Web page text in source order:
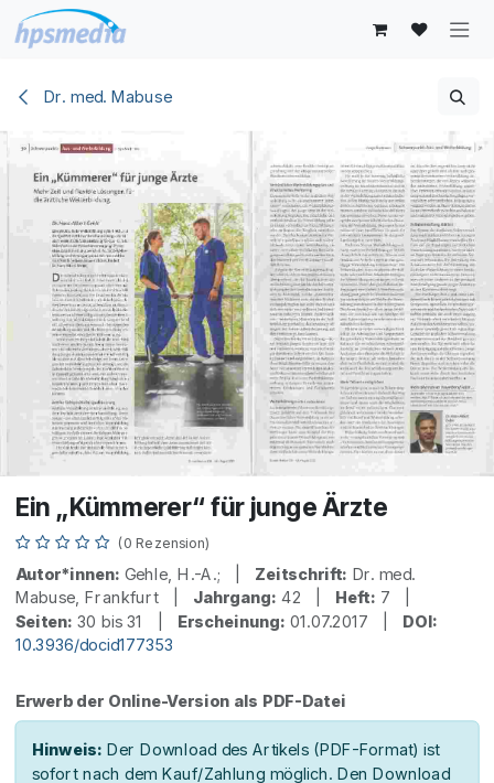
Zum Inhalt springen
Dr. med. Mabuse
Ein „Kümmerer“ für junge Ärzte
(0 Rezension)
Autor*innen: Gehle, H.-A.; | Zeitschrift: Dr. med.
Mabuse, Frankfurt | Jahrgang: 42 | Heft: 7 |
Seiten: 30 bis 31 | Erscheinung: 01.07.2017 | DOI:
10.3936/docid177353
Erwerb der Online-Version als PDF-Datei
Hinweis: Der Download des Artikels (PDF-Format) ist
sofort nach dem Kauf/Zahlung möglich. Den Download